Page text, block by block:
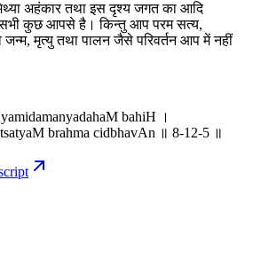
अहंकार तथा इस दृश्य जगत का आदि
सभी कुछ आपसे है। किन्तु आप परम सत्य,
जन्म, मृत्यु तथा पालन जैसे परिवर्तन आप में नहीं
bahiH ।
brahma cidbhavAn ॥ 8-12-5 ॥